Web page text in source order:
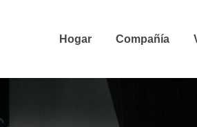
Hogar Compañía